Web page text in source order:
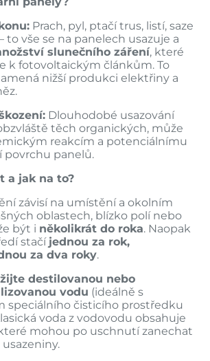
Prach, pyl, ptačí trus, listí, saze
to vše se na panelech usazuje a
slunečního záření, které
k fotovoltaickým článkům. To
nižší produkci elektřiny a
Dlouhodobé usazování
těch organických, může
reakcím a potenciálnímu
povrchu panelů.
a jak na to?
závisí na umístění a okolním
oblastech, blízko polí nebo
být i několikrát do roka. Naopak
stačí jednou za rok,
za dva roky.
destilovanou nebo
vodu (ideálně s
speciálního čisticího prostředku
voda z vodovodu obsahuje
mohou po uschnutí zanechat